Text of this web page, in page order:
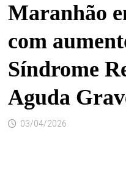
Maranhão
com
Síndrome
Aguda
03/04/2026